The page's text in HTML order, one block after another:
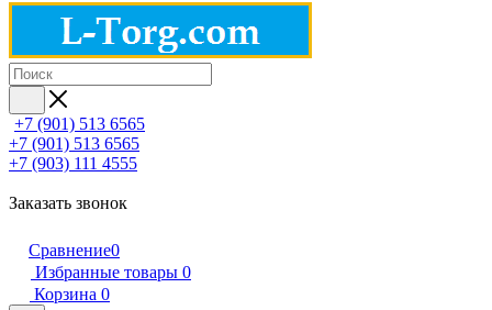
+7 (901) 513 6565
+7 (901) 513 6565
+7 (903) 111 4555
Заказать звонок
Сравнение0
Избранные товары 0
Корзина 0